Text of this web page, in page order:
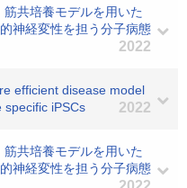
共培養モデルを用いた
神経変性を担う分子病態
2022
efficient disease model
specific iPSCs
2022
共培養モデルを用いた
神経変性を担う分子病態